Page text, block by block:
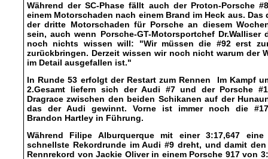
Während der SC-Phase fällt auch der Proton-Porsche
einem Motorschaden nach einem Brand im Heck aus. Das
der dritte Motorschaden für Porsche an diesem
sein, auch wenn Porsche-GT-Motorsportchef Dr.Walliser
noch nichts wissen will: "Wir müssen die #92 erst
zurückbringen. Derzeit wissen wir noch nicht warum der
im Detail ausgefallen ist."
In Runde 53 erfolgt der Restart zum Rennen Im Kampf
2.Gesamt liefern sich der Audi #7 und der Porsche
Dragrace zwischen den beiden Schikanen auf der
das der Audi gewinnt. Vorne ist immer noch die
Brandon Hartley in Führung.
Während Filipe Alburquerque mit einer 3:17,647 eine
schnellste Rekordrunde im Audi #9 dreht, und damit
Rennrekord von Jackie Oliver in einem Porsche 917 von